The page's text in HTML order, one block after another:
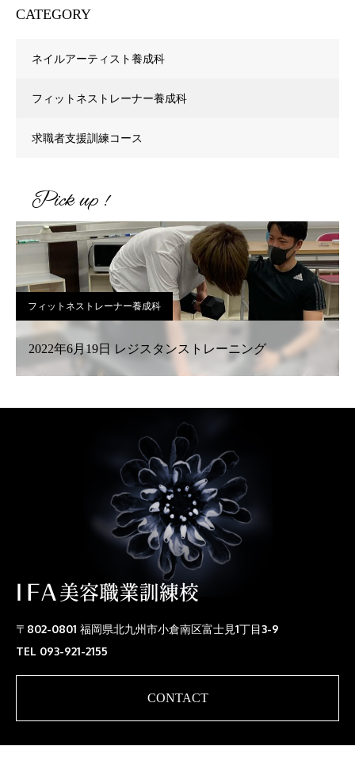
CATEGORY
ネイルアーティスト養成科
フィットネストレーナー養成科
求職者支援訓練コース
Pick up !
フィットネストレーナー養成科
2022年6月19日 レジスタンストレーニング
〒802-0801 福岡県北九州市小倉南区富士見1丁目3-9
TEL 093-921-2155
CONTACT